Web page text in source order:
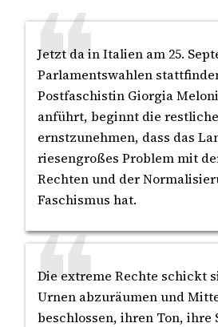
Jetzt da in Italien am 25.
Parlamentswahlen
Postfaschistin Giorgia
anführt, beginnt die
ernstzunehmen, dass das
riesengroßes Problem mit
Rechten und der
Faschismus hat.
Die extreme Rechte schickt
Urnen abzuräumen und
beschlossen, ihren Ton, ihre